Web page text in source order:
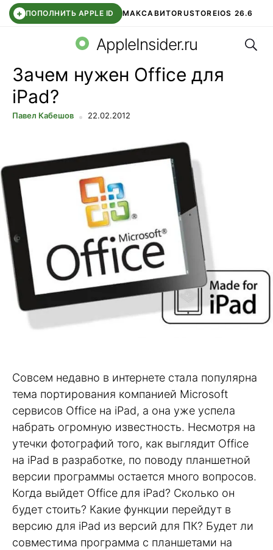
+ ПОПОЛНИТЬ APPLE ID МАКСАВИТОRUSTOREIOS 26.6
СБЕР КИДС ВТБ ОНЛАЙН ЧАТ В ROBLOX
AppleInsider.ru
Зачем нужен Office для
iPad?
Павел Кабешов 22.02.2012
Совсем недавно в интернете стала популярна
тема портирования компанией Microsoft
сервисов Office на iPad, а она уже успела
набрать огромную известность. Несмотря на
утечки фотографий того, как выглядит Office
на iPad в разработке, по поводу планшетной
версии программы остается много вопросов.
Когда выйдет Office для iPad? Сколько он
будет стоить? Какие функции перейдут в
версию для iPad из версий для ПК? Будет ли
совместима программа с планшетами на